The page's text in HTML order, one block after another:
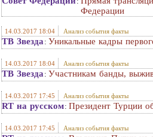
Федерации
14.03.2017 18:04 Анализ события факты
ТВ Звезда : Уникальные кадры
14.03.2017 18:04 Анализ события факты
ТВ Звезда : Участникам банды,
14.03.2017 17:45 Анализ события факты
RT на русском: Президент Турции
14.03.2017 17:45 Анализ события факты